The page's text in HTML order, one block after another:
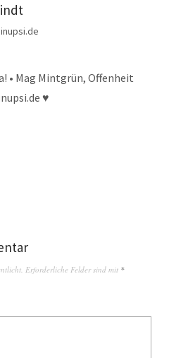
• Mag Mintgrün, Offenheit
♥
Erforderliche Felder sind mit *